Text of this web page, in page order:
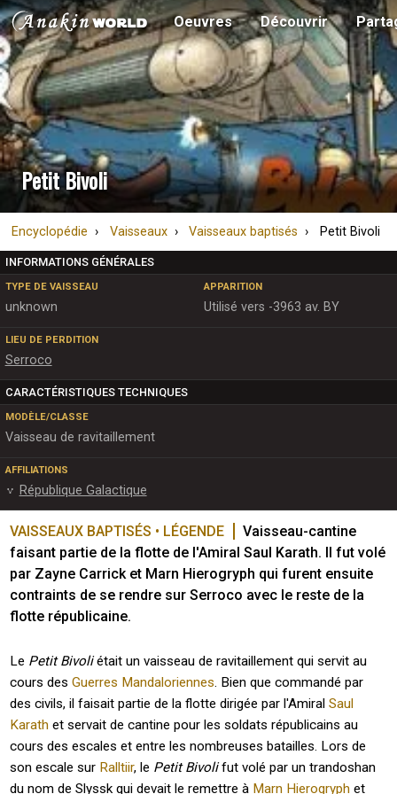
Oeuvres Découvrir
Petit Bivoli
Encyclopédie Vaisseaux Vaisseaux baptisés Petit Bivoli
INFORMATIONS GÉNÉRALES
TYPE DE VAISSEAU
unknown
APPARITION
Utilisé vers -3963 av. BY
LIEU DE PERDITION
Serroco
CARACTÉRISTIQUES TECHNIQUES
MODÈLE/CLASSE
Vaisseau de ravitaillement
AFFILIATIONS
République Galactique
VAISSEAUX BAPTISÉS • LÉGENDE
Vaisseau-cantine
faisant partie de la flotte de l'Amiral Saul Karath. Il fut volé
par Zayne Carrick et Marn Hierogryph qui furent ensuite
contraints de se rendre sur Serroco avec le reste de la
flotte républicaine.
Le Petit Bivoliétait un vaisseau de ravitaillement qui servit au
cours desGuerres Mandaloriennes. Bien que commandé par
des civils, il faisait partie de la flotte dirigée par l'AmiralSaul
Karath et servait de cantine pour les soldats républicains au
cours des escales et entre les nombreuses batailles. Lors de
son escale sur Ralltiir, le Petit Bivolifut volé par un trandoshan
du nom de Slyssk qui devait le remettre à Marn Hierogryph et